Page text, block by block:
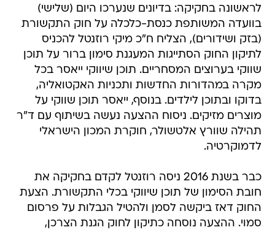
לראשונה בחקיקה: בדיונים שנערכו היום (שלישי)
בוועדה המשותפת כנסת-כלכלה על חוק התקשורת
(בזק ושידורים), הצליח ח"כ מיקי רוזנטל להכניס
לתיקון החוק הסתייגות המעגנת סימון ברור על תוכן
שווקי בערוצים המסחריים. תוכן שיווקי ייאסר בכל
מקרה במהדורות החדשות ותכניות האקטואליה,
בדוקו ובתוכן לילדים. בנוסף, ייאסר תוכן שווקי על
מוצרים מזיקים. ניסוח ההצעה נעשה בשיתוף עם ד"ר
תהילה שוורץ אלטשולר, חוקרת המכון הישראלי
לדמוקרטיה.
כבר בשנת 2016 ניסה רוזנטל לקדם בחקיקה את
חובת הסימון של תוכן שיווקי בכלי התקשורת. הצעת
החוק דאז ביקשה לסמן ולהטיל הגבלות על פרסום
סמוי. ההצעה נוסחה כתיקון לחוק הגנת הצרכן,